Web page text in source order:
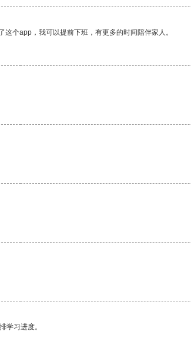
个app，我可以提前下班，有更多的时间陪伴家人。
学习进度。